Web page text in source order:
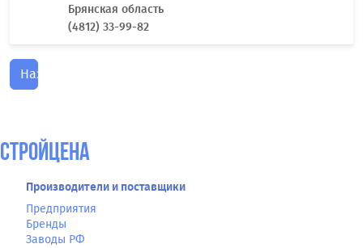
Брянская область
(4812) 33-99-82
Назад
СтройЦена
Производители и поставщики
Предприятия
Бренды
Заводы РФ